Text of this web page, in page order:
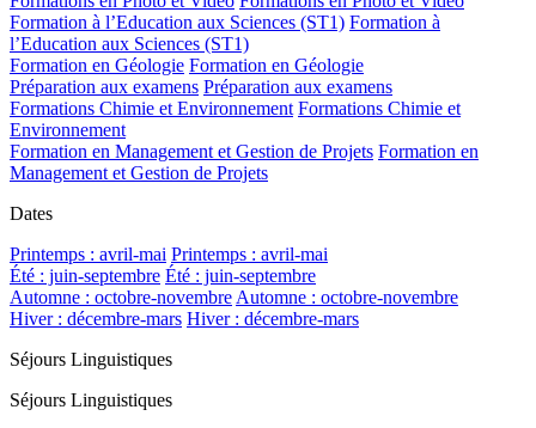
Formation à l’Education aux Sciences (ST1) Formation à
l’Education aux Sciences (ST1)
Formation en Géologie Formation en Géologie
Préparation aux examens Préparation aux examens
Formations Chimie et Environnement Formations Chimie et
Environnement
Formation en Management et Gestion de Projets Formation en
Management et Gestion de Projets
Dates
Printemps : avril-mai Printemps : avril-mai
Été : juin-septembre Été : juin-septembre
Automne : octobre-novembre Automne : octobre-novembre
Hiver : décembre-mars Hiver : décembre-mars
Séjours Linguistiques
Séjours Linguistiques